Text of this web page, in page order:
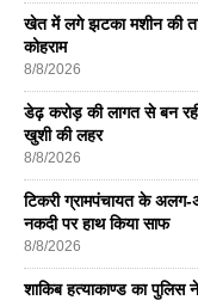
खेत में लगे झटका मशीन की
कोहराम
8/8/2026
डेढ़ करोड़ की लागत से बन
खुशी की लहर
8/8/2026
टिकरी ग्रामपंचायत के
नकदी पर हाथ किया साफ
8/8/2026
शाकिब हत्याकाण्ड का